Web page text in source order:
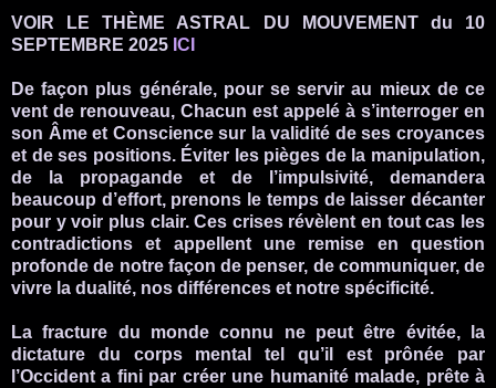
VOIR LE THÈME ASTRAL DU MOUVEMENT du 10
SEPTEMBRE 2025 ICI
De façon plus générale, pour se servir au mieux de ce
vent de renouveau, Chacun est appelé à s’interroger en
son Âme et Conscience sur la validité de ses croyances
et de ses positions. Éviter les pièges de la manipulation,
de la propagande et de l’impulsivité, demandera
beaucoup d’effort, prenons le temps de laisser décanter
pour y voir plus clair. Ces crises révèlent en tout cas les
contradictions et appellent une remise en question
profonde de notre façon de penser, de communiquer, de
vivre la dualité, nos différences et notre spécificité.
La fracture du monde connu ne peut être évitée, la
dictature du corps mental tel qu’il est prônée par
l’Occident a fini par créer une humanité malade, prête à